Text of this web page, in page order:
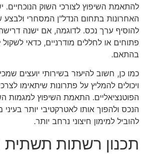
להתאמת השיפוץ לצורכי השוק הנוכחיים.
האחרונות בתחום הנדל"ן המסחרי ולבצע
להוסיף ערך נכס. לדוגמה, אם ישנה
פתוחים או לחללים מודרניים, כדאי
בהתאם.
כמו כן, חשוב להיעזר בשירותי יועצים
ויכולים להמליץ על פתרונות שיתאימו
הפוטנציאליים. התאמת השיפוץ למגמות
הנכס ולהפוך אותו לאטרקטיבי יותר
להוביל למימון חיצוני נרחב יותר.
תכנון רשתות